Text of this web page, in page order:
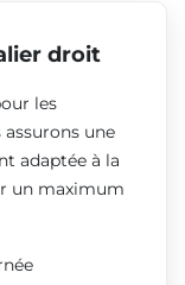
droit
les
assurons une
adaptée à la
un maximum